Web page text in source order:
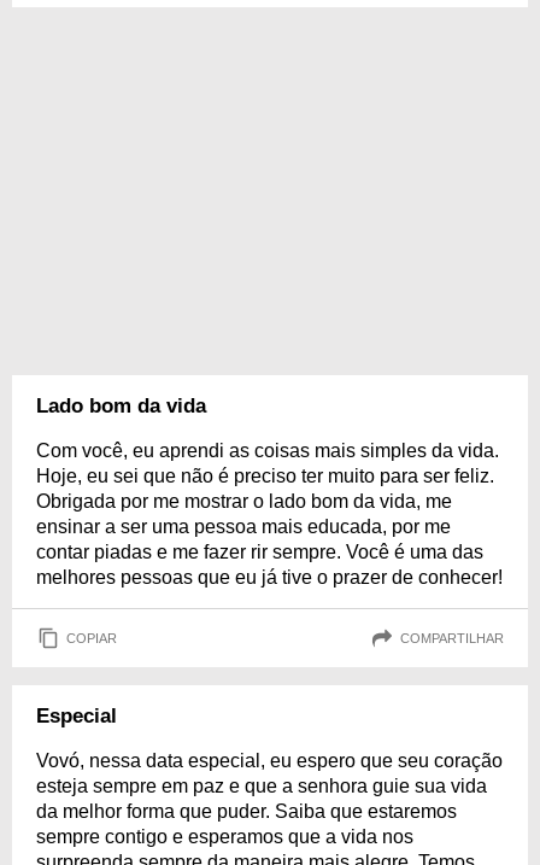
Lado bom da vida
Com você, eu aprendi as coisas mais simples da vida.
Hoje, eu sei que não é preciso ter muito para ser feliz.
Obrigada por me mostrar o lado bom da vida, me
ensinar a ser uma pessoa mais educada, por me
contar piadas e me fazer rir sempre. Você é uma das
melhores pessoas que eu já tive o prazer de conhecer!
COPIAR COMPARTILHAR
Especial
Vovó, nessa data especial, eu espero que seu coração
esteja sempre em paz e que a senhora guie sua vida
da melhor forma que puder. Saiba que estaremos
sempre contigo e esperamos que a vida nos